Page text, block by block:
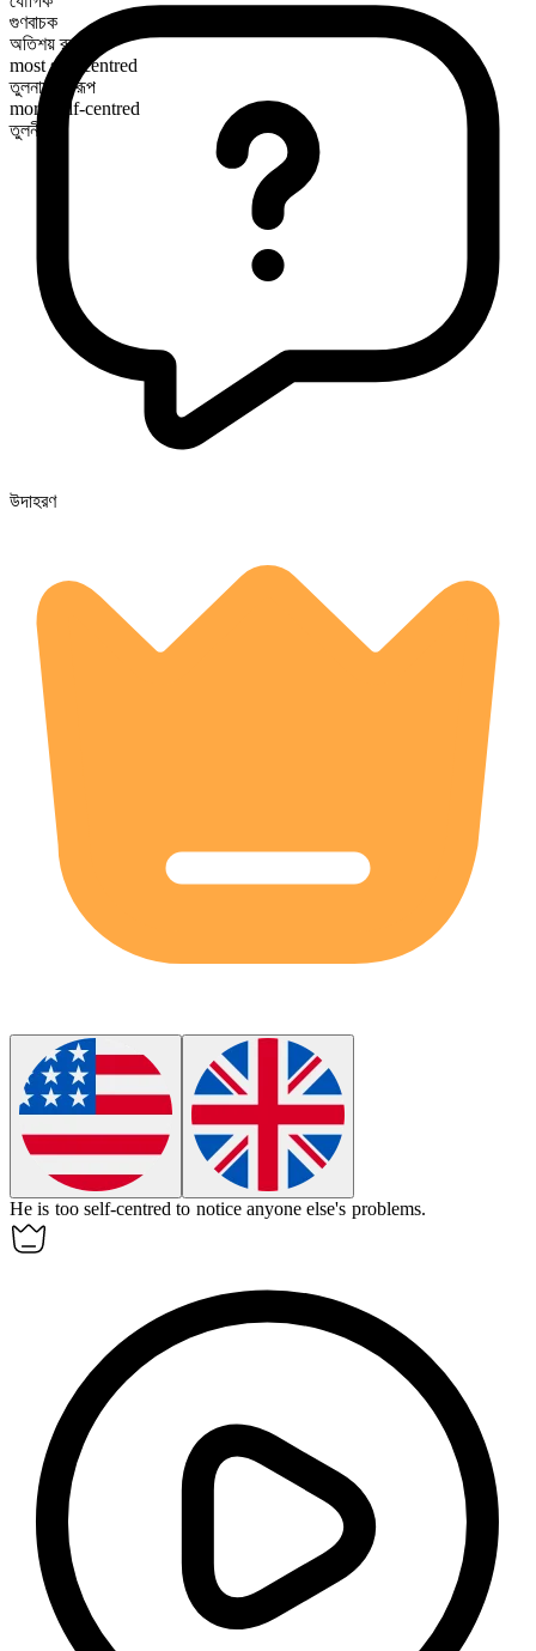
গুণবাচক
অতিশয় রূপ
most self-centred
তুলনামূলক রূপ
more self-centred
তুলনীয়
উদাহরণ
He is too self-centred to notice anyone else's problems.